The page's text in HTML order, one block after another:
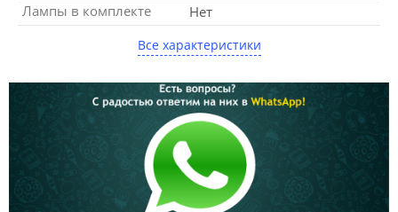
Лампы в комплекте
Нет
Все характеристики